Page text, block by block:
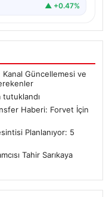
▲ +0.47%
Güncellemesi ve
tutuklandı
Haberi: Forvet İçin
Planlanıyor: 5
Tahir Sarıkaya